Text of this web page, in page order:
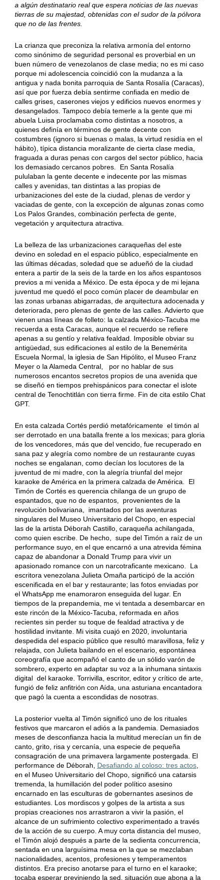
a algún destinatario real que espera noticias de las nuevas
tierras de su majestad, obtenidas con el sudor de la pólvora
que no de las frentes.
La crianza que preconiza la relativa armonía del entorno
como sinónimo de seguridad personal es proverbial en un
buen número de venezolanos de clase media; no es mi caso
porque mi adolescencia coincidió con la mudanza a la
antigua y nada bonita parroquia de Santa Rosalía (Caracas),
así que por fuerza debía sentirme confiada en medio de
calles grises, caserones viejos y edificios nuevos enormes y
desangelados. Tampoco debía temerle a la gente que mi
abuela Luisa proclamaba como distintas a nosotros, a
quienes definía en términos de gente decente con
costumbres (ignoro si buenas o malas, la virtud residía en el
hábito), típica distancia moralizante de cierta clase media,
fraguada a duras penas con cargos del sector público, hacia
los demasiado cercanos pobres. En Santa Rosalía
pululaban la gente decente e indecente por las mismas
calles y avenidas, tan distintas a las propias de
urbanizaciones del este de la ciudad, plenas de verdor y
vaciadas de gente, con la excepción de algunas zonas como
Los Palos Grandes, combinación perfecta de gente,
vegetación y arquitectura atractiva.
La belleza de las urbanizaciones caraqueñas del este
devino en soledad en el espacio público, especialmente en
las últimas décadas, soledad que se adueñó de la ciudad
entera a partir de la seis de la tarde en los años espantosos
previos a mi venida a México. De esta época y de mi lejana
juventud me quedó el poco común placer de deambular en
las zonas urbanas abigarradas, de arquitectura adocenada y
deteriorada, pero plenas de gente de las calles. Advierto que
vienen unas líneas de folleto: la calzada México-Tacuba me
recuerda a esta Caracas, aunque el recuerdo se refiere
apenas a su gentío y relativa fealdad. Imposible obviar su
antigüedad, sus edificaciones al estilo de la Benemérita
Escuela Normal, la iglesia de San Hipólito, el Museo Franz
Meyer o la Alameda Central, por no hablar de sus
numerosos encantos secretos propios de una avenida que
se diseñó en tiempos prehispánicos para conectar el islote
central de Tenochtitlán con tierra firme. Fin de cita estilo Chat
GPT.
En esta calzada Cortés perdió metafóricamente el timón al
ser derrotado en una batalla frente a los mexicas; para gloria
de los vencedores, más que del vencido, fue recuperado en
sana paz y alegría como nombre de un restaurante cuyas
noches se engalanan, como decían los locutores de la
juventud de mi madre, con la alegría triunfal del mejor
karaoke de América en la primera calzada de América. El
Timón de Cortés es querencia chilanga de un grupo de
espantados, que no de espantos, provenientes de la
revolución bolivariana, imantados por las aventuras
singulares del Museo Universitario del Chopo, en especial
las de la artista Déborah Castillo, caraqueña achilangada,
como quien escribe. De hecho, supe del Timón a raíz de un
performance suyo, en el que encarnó a una atrevida fémina
capaz de abandonar a Donald Trump para vivir un
apasionado romance con un narcotraficante mexicano. La
escritora venezolana Julieta Omaña participó de la acción
escenificada en el bar y restaurante; las fotos enviadas por
el WhatsApp me enamoraron enseguida del lugar. En
tiempos de la prepandemia, me vi tentada a desembarcar en
este rincón de la México-Tacuba, reformada en años
recientes sin perder su toque de fealdad atractiva y de
hostilidad invitante. Mi visita cuajó en 2020, involuntaria
despedida del espacio público que resultó maravillosa, feliz y
relajada, con Julieta bailando en el escenario, espontánea
coreografía que acompañó el canto de un sólido varón de
sombrero, experto en adaptar su voz a la inhumana sintaxis
digital del karaoke. Torrivilla, escritor, editor y crítico de arte,
fungió de feliz anfitrión con Aída, una asturiana encantadora
que pagó la cuenta a escondidas de nosotras.
La posterior vuelta al Timón significó uno de los rituales
festivos que marcaron el adiós a la pandemia. Demasiados
meses de desconfianza hacia la multitud merecían un fin de
canto, grito, risa y cercanía, una especie de pequeña
consagración de una primavera largamente postergada. El
performance de Déborah, Desafiando al coloso: tres actos,
en el Museo Universitario del Chopo, significó una catarsis
tremenda, la humillación del poder político asesino
encarnado en las esculturas de gobernantes asesinos de
estudiantes. Los mordiscos y golpes de la artista a sus
propias creaciones nos arrastraron a vivir la pasión, el
alcance de un sufrimiento colectivo experimentado a través
de la acción de su cuerpo. A muy corta distancia del museo,
el Timón alojó después a parte de la sedienta concurrencia,
sentada en una larguísima mesa en la que se mezclaban
nacionalidades, acentos, profesiones y temperamentos
distintos. Era preciso anotarse para el turno en el karaoke;
tocaba esperar previniendo la sed, situación que abona a la